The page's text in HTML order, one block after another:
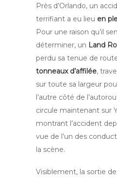
Près d’Orlando, un
terrifiant a eu lieu en
Pour une raison qu’il
déterminer, un Land
perdu sa tenue de
tonneaux d’affilée,
sur toute sa largeur
l’autre côté de
circule maintenant sur
montrant l’accident
vue de l’un des
la scène.
Visiblement, la sortie